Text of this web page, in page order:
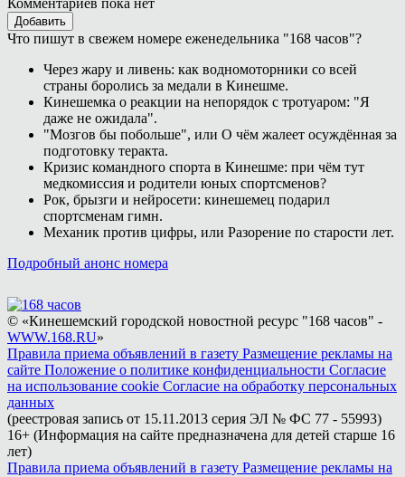
Добавить
Что пишут в свежем номере еженедельника "168 часов"?
Через жару и ливень: как водномоторники со всей
страны боролись за медали в Кинешме.
Кинешемка о реакции на непорядок с тротуаром: "Я
даже не ожидала".
"Мозгов бы побольше", или О чём жалеет осуждённая за
подготовку теракта.
Кризис командного спорта в Кинешме: при чём тут
медкомиссия и родители юных спортсменов?
Рок, брызги и нейросети: кинешемец подарил
спортсменам гимн.
Механик против цифры, или Разорение по старости лет.
Подробный анонс номера
© «Кинешемский городской новостной ресурс "168 часов" -
WWW.168.RU»
Правила приема объявлений в газету Размещение рекламы на
сайте Положение о политике конфиденциальности Согласие
на использование cookie Согласие на обработку персональных
данных
(реестровая запись от 15.11.2013 серия ЭЛ № ФС 77 - 55993)
16+ (Информация на сайте предназначена для детей старше 16
лет)
Правила приема объявлений в газету Размещение рекламы на